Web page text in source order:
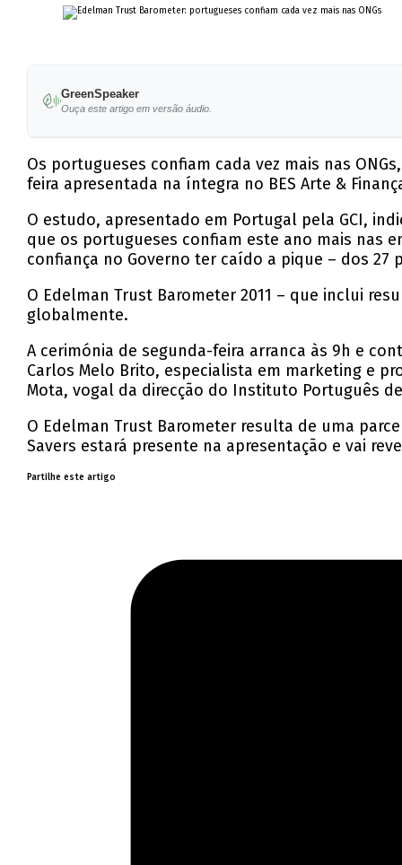
GreenSpeaker
Ouça este artigo em versão áudio.
Os portugueses confiam cada vez mais nas
feira apresentada na íntegra no BES Arte &
O estudo, apresentado em Portugal pela GCI,
que os portugueses confiam este ano mais nas
confiança no Governo ter caído a pique – dos 27
O Edelman Trust Barometer 2011 – que inclui
globalmente.
A cerimónia de segunda-feira arranca às 9h e
Carlos Melo Brito, especialista em marketing e
Mota, vogal da direcção do Instituto Português
O Edelman Trust Barometer resulta de uma
Savers estará presente na apresentação e vai
Partilhe este artigo